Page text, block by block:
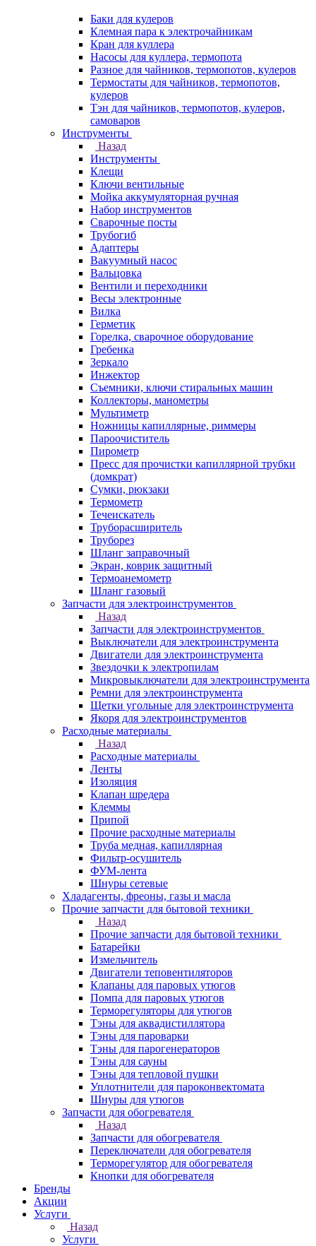
Баки для кулеров
Клемная пара к электрочайникам
Кран для куллера
Насосы для куллера, термопота
Разное для чайников, термопотов, кулеров
Термостаты для чайников, термопотов,
кулеров
Тэн для чайников, термопотов, кулеров,
самоваров
Инструменты
Назад
Инструменты
Клещи
Ключи вентильные
Мойка аккумуляторная ручная
Набор инструментов
Сварочные посты
Трубогиб
Aдаптеры
Вакуумный насос
Вальцовка
Вентили и переходники
Весы электронные
Вилка
Герметик
Горелка, сварочное оборудование
Гребенка
Зеркало
Инжектор
Съемники, ключи стиральных машин
Коллекторы, манометры
Мультиметр
Ножницы капиллярные, риммеры
Пароочиститель
Пирометр
Пресс для прочистки капиллярной трубки
(домкрат)
Сумки, рюкзаки
Термометр
Течеискатель
Труборасширитель
Труборез
Шланг заправочный
Экран, коврик защитный
Термоанемометр
Шланг газовый
Запчасти для электроинструментов
Назад
Запчасти для электроинструментов
Выключатели для электроинструмента
Двигатели для электроинструмента
Звездочки к электропилам
Микровыключатели для электроинструмента
Ремни для электроинструмента
Щетки угольные для электроинструмента
Якоря для электроинструментов
Расходные материалы
Назад
Расходные материалы
Ленты
Изоляция
Клапан шредера
Клеммы
Припой
Прочие расходные материалы
Труба медная, капиллярная
Фильтр-осушитель
ФУМ-лента
Шнуры сетевые
Хладагенты, фреоны, газы и масла
Прочие запчасти для бытовой техники
Назад
Прочие запчасти для бытовой техники
Батарейки
Измельчитель
Двигатели теповентиляторов
Клапаны для паровых утюгов
Помпа для паровых утюгов
Терморегуляторы для утюгов
Тэны для аквадистиллятора
Тэны для пароварки
Тэны для парогенераторов
Тэны для сауны
Тэны для тепловой пушки
Уплотнители для пароконвектомата
Шнуры для утюгов
Запчасти для обогревателя
Назад
Запчасти для обогревателя
Переключатели для обогревателя
Терморегулятор для обогревателя
Кнопки для обогревателя
Бренды
Акции
Услуги
Назад
Услуги